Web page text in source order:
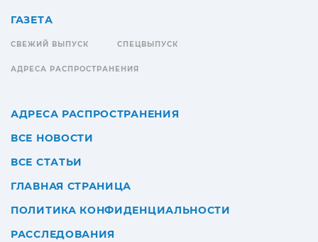
ГАЗЕТА
СВЕЖИЙ ВЫПУСК СПЕЦВЫПУСК
АДРЕСА РАСПРОСТРАНЕНИЯ
АДРЕСА РАСПРОСТРАНЕНИЯ
ВСЕ НОВОСТИ
ВСЕ СТАТЬИ
ГЛАВНАЯ СТРАНИЦА
ПОЛИТИКА КОНФИДЕНЦИАЛЬНОСТИ
РАССЛЕДОВАНИЯ